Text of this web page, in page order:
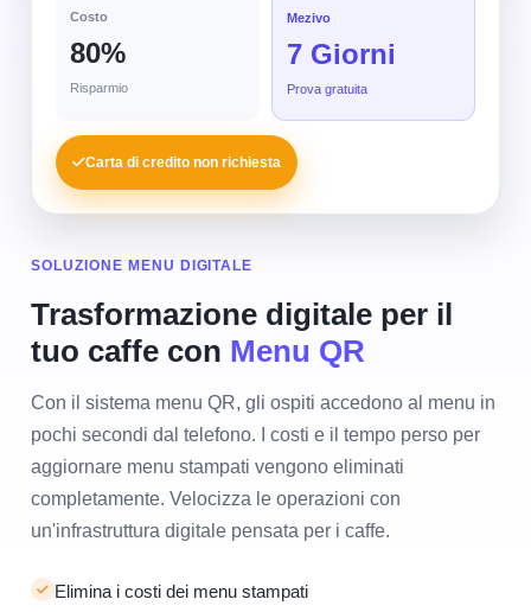
SOLUZIONE MENU DIGITALE
Trasformazione digitale per il
tuo caffe con Menu QR
Con il sistema menu QR, gli ospiti accedono al menu in
pochi secondi dal telefono. I costi e il tempo perso per
aggiornare menu stampati vengono eliminati
completamente. Velocizza le operazioni con
un'infrastruttura digitale pensata per i caffe.
Elimina i costi dei menu stampati
Costo
80%
Risparmio
Mezivo
7 Giorni
Prova gratuita
Carta di credito non richiesta